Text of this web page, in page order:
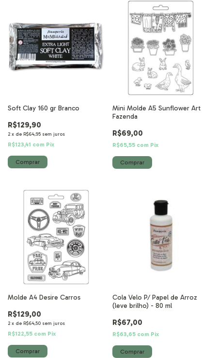
Soft Clay 160 gr Branco
R$129,90
2 x de R$64,95 sem juros
R$123,41 com Pix
Mini Molde A5 Sunflower Art
Fazenda
R$69,00
R$65,55 com Pix
Molde A4 Desire Carros
R$129,00
2 x de R$64,50 sem juros
R$122,55 com Pix
Cola Velo P/ Papel de Arroz
(leve brilho) - 80 ml
R$67,00
R$63,65 com Pix